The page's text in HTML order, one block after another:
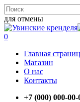
Skip
to
main
content
для отмены
Close
Search
account
0
Главная
Магазин
О нас
Контакты
+7 (000) 000-00-